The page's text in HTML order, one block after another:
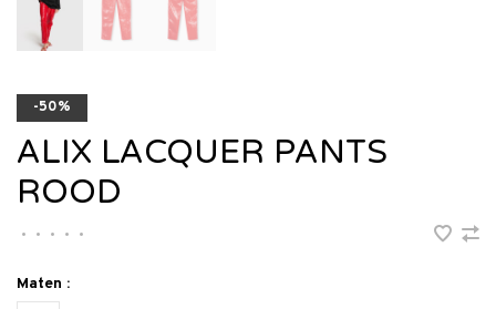
-50%
ALIX LACQUER PANTS
ROOD
• • • • •
Maten :